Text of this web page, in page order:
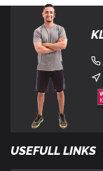
USEFULL LINKS